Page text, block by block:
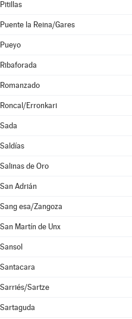
Pitillas
Puente la Reina/Gares
Pueyo
Ribaforada
Romanzado
Roncal/Erronkari
Sada
Saldías
Salinas de Oro
San Adrián
Sang esa/Zangoza
San Martín de Unx
Sansol
Santacara
Sarriés/Sartze
Sartaguda